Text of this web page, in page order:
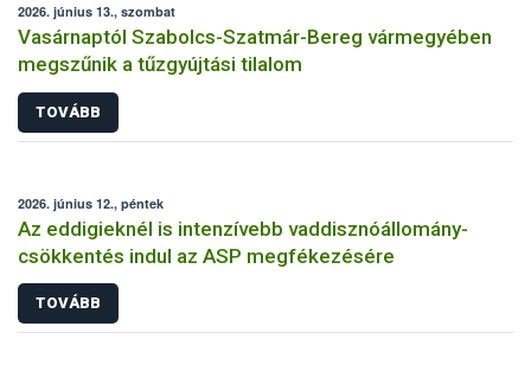
2026. június 13., szombat
Vasárnaptól Szabolcs-Szatmár-Bereg vármegyében
megszűnik a tűzgyújtási tilalom
TOVÁBB
2026. június 12., péntek
Az eddigieknél is intenzívebb vaddisznóállomány-
csökkentés indul az ASP megfékezésére
TOVÁBB